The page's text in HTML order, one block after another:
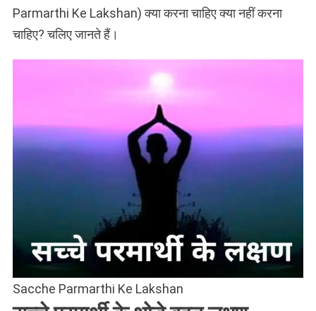
Parmarthi Ke Lakshan) क्या करना चाहिए क्या नहीं करना
चाहिए? चलिए जानते हैं।
Sacche Parmarthi Ke Lakshan